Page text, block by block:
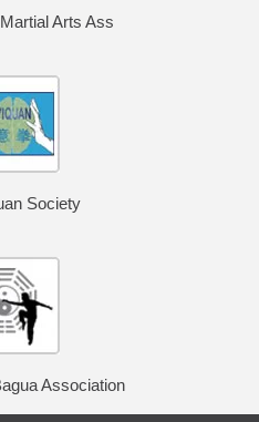
Arts Ass
Society
Association